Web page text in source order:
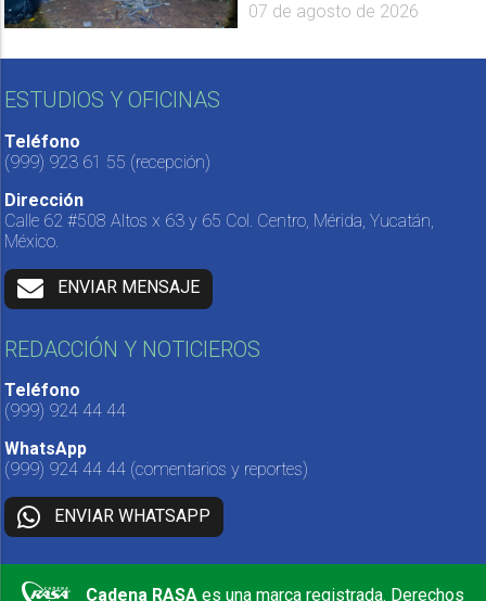
07 de agosto de 2026
ESTUDIOS Y OFICINAS
Teléfono
(999) 923 61 55 (recepción)
Dirección
Calle 62 #508 Altos x 63 y 65 Col. Centro, Mérida, Yucatán,
México.
ENVIAR MENSAJE
REDACCIÓN Y NOTICIEROS
Teléfono
(999) 924 44 44
WhatsApp
(999) 924 44 44 (comentarios y reportes)
ENVIAR WHATSAPP
Cadena RASA es una marca registrada. Derechos